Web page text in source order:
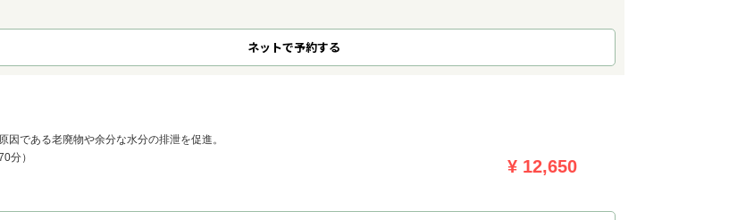
ネットで予約する
である老廃物や余分な水分の排泄を促進。
分）
¥ 12,650